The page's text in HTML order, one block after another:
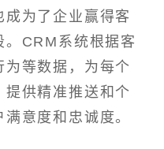
为了企业赢得客
。CRM系统根据客
为等数据，为每个
提供精准推送和个
意度和忠诚度。